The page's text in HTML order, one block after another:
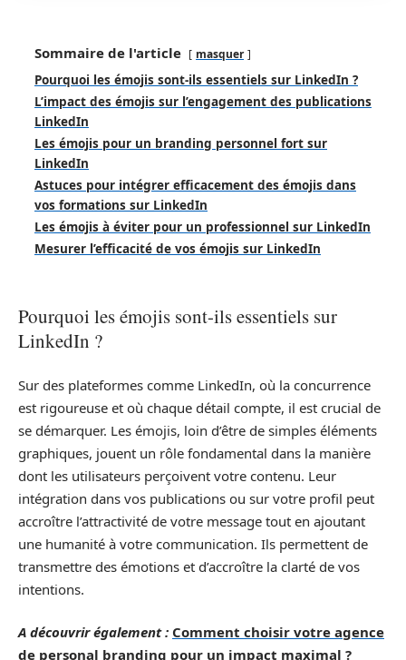
Sommaire de l'article masquer
Pourquoi les émojis sont-ils essentiels sur LinkedIn ?
L’impact des émojis sur l’engagement des publications
LinkedIn
Les émojis pour un branding personnel fort sur
LinkedIn
Astuces pour intégrer efficacement des émojis dans
vos formations sur LinkedIn
Les émojis à éviter pour un professionnel sur LinkedIn
Mesurer l’efficacité de vos émojis sur LinkedIn
Pourquoi les émojis sont-ils essentiels sur
LinkedIn ?
Sur des plateformes comme LinkedIn, où la concurrence
est rigoureuse et où chaque détail compte, il est crucial de
se démarquer. Les émojis, loin d’être de simples éléments
graphiques, jouent un rôle fondamental dans la manière
dont les utilisateurs perçoivent votre contenu. Leur
intégration dans vos publications ou sur votre profil peut
accroître l’attractivité de votre message tout en ajoutant
une humanité à votre communication. Ils permettent de
transmettre des émotions et d’accroître la clarté de vos
intentions.
A découvrir également : Comment choisir votre agence
de personal branding pour un impact maximal ?